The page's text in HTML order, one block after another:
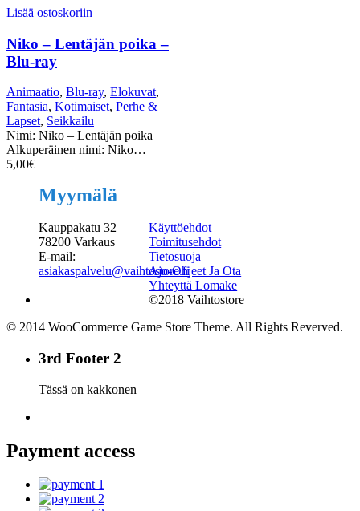
Lisää ostoskoriin
Niko – Lentäjän poika –
Blu-ray
Animaatio, Blu-ray, Elokuvat,
Fantasia, Kotimaiset, Perhe &
Lapset, Seikkailu
Nimi: Niko – Lentäjän poika
Alkuperäinen nimi: Niko…
5,00€
Myymälä
Kauppakatu 32
78200 Varkaus
E-mail:
asiakaspalvelu@vaihtostore.fi
Käyttöehdot
Toimitusehdot
Tietosuoja
Ajo-Ohjeet Ja Ota
Yhteyttä Lomake
©2018 Vaihtostore
© 2014 WooCommerce Game Store Theme. All Rights Reverved.
3rd Footer 2
Tässä on kakkonen
Payment access